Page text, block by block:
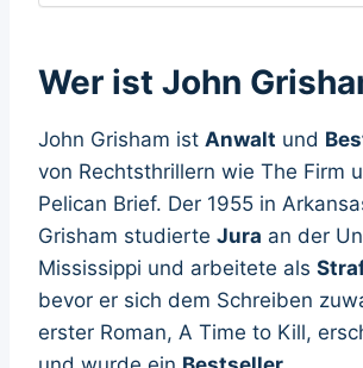
Wer ist John
John Grisham ist Anwalt und
von Rechtsthrillern wie The Firm
Pelican Brief. Der 1955 in
Grisham studierte Jura an der
Mississippi und arbeitete als
bevor er sich dem Schreiben
erster Roman, A Time to Kill,